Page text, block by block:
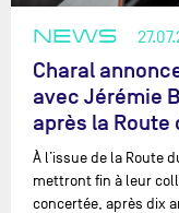
NEWS
Charal
avec Jérémie
après la Route
À l’issue de la Route
mettront fin à leur
concertée, après dix